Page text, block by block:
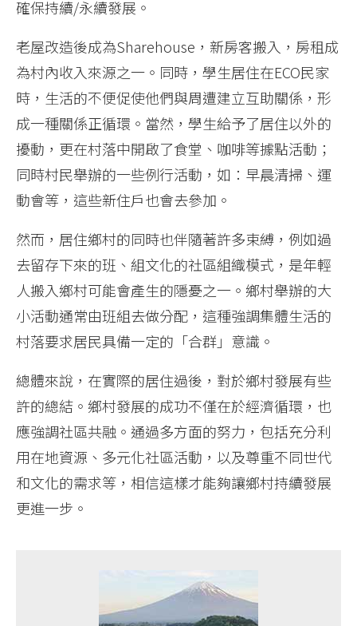
確保持續/永續發展。
老屋改造後成為Sharehouse，新房客搬入，房租成
為村內收入來源之一。同時，學生居住在ECO民家
時，生活的不便促使他們與周遭建立互助關係，形
成一種關係正循環。當然，學生給予了居住以外的
擾動，更在村落中開啟了食堂、咖啡等據點活動；
同時村民舉辦的一些例行活動，如：早晨清掃、運
動會等，這些新住戶也會去參加。
然而，居住鄉村的同時也伴隨著許多束縛，例如過
去留存下來的班、組文化的社區組織模式，是年輕
人搬入鄉村可能會產生的隱憂之一。鄉村舉辦的大
小活動通常由班組去做分配，這種強調集體生活的
村落要求居民具備一定的「合群」意識。
總體來說，在實際的居住過後，對於鄉村發展有些
許的總結。鄉村發展的成功不僅在於經濟循環，也
應強調社區共融。通過多方面的努力，包括充分利
用在地資源、多元化社區活動，以及尊重不同世代
和文化的需求等，相信這樣才能夠讓鄉村持續發展
更進一步。